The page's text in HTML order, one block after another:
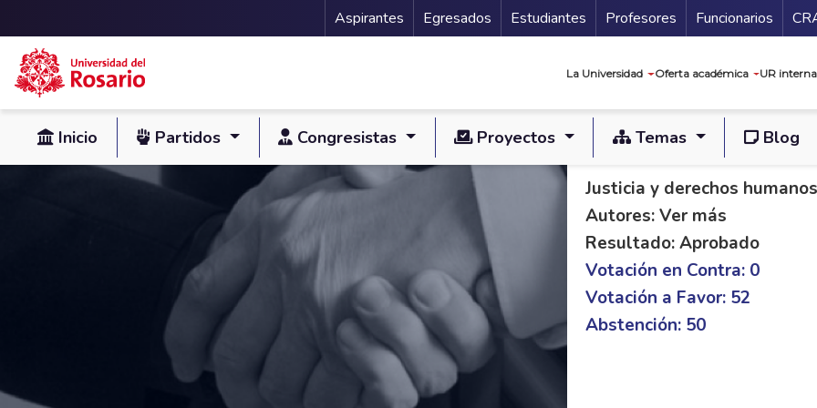
Pasar al contenido principal
Menu Secundario
Aspirantes Egresados Estudiantes Profesores Funcionarios
La Universidad Oferta académica UR
Inicio Partidos Congresistas Proyectos Temas Blog
PL S 48/14 C 184/
Justicia y derechos humanos
Autores: Ver más
Resultado: Aprobado
Votación en Contra: 0
Votación a Favor: 52
Abstención: 50